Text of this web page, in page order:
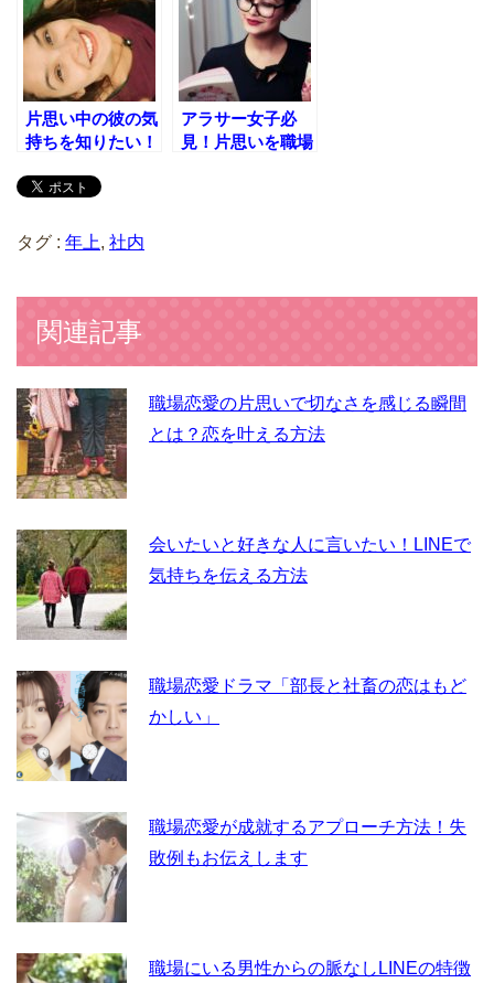
法
片思い中の彼の気
持ちを知りたい！
ためにやるべきこ
アラサー女子必
見！片思いを職場
タグ : 年上, 社内
関連記事
職場恋愛の片思いで切なさを感じる瞬間
とは？恋を叶える方法
会いたいと好きな人に言いたい！LINEで
気持ちを伝える方法
職場恋愛ドラマ「部長と社畜の恋はもど
かしい」
職場恋愛が成就するアプローチ方法！失
敗例もお伝えします
職場にいる男性からの脈なしLINEの特徴